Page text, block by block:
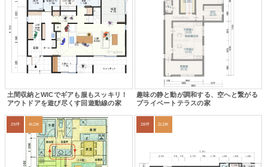
土間収納とWICでギアも服もスッキリ！
アウトドアを遊び尽くす回遊動線の家
趣味の静と動が調和する、空へと繋がる
プライベートテラスの家
29坪 4LDK 28坪 2LDK